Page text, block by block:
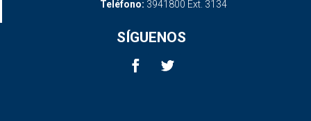
Teléfono: 3941800 Ext. 3134
SÍGUENOS